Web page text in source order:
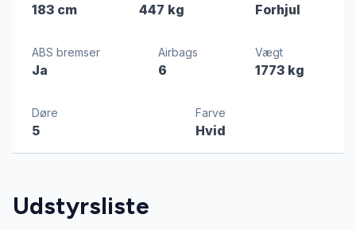
183 cm 447 kg Forhjul
ABS bremser
Ja
Airbags
6
Vægt
1773 kg
Døre
5
Farve
Hvid
Udstyrsliste